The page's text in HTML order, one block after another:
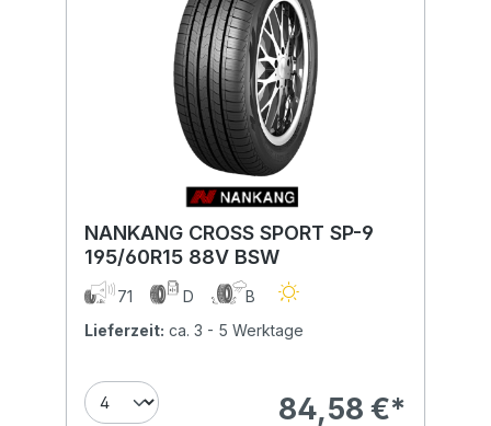
NANKANG CROSS SPORT SP-9
195/60R15 88V BSW
71 D
B
Lieferzeit: ca. 3 - 5 Werktage
84,58 €*